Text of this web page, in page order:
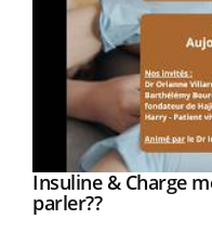
Youtube
Insuline & Charge
parler??Youtube